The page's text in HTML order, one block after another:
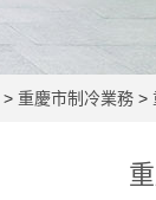
> 重慶市制冷業務 >